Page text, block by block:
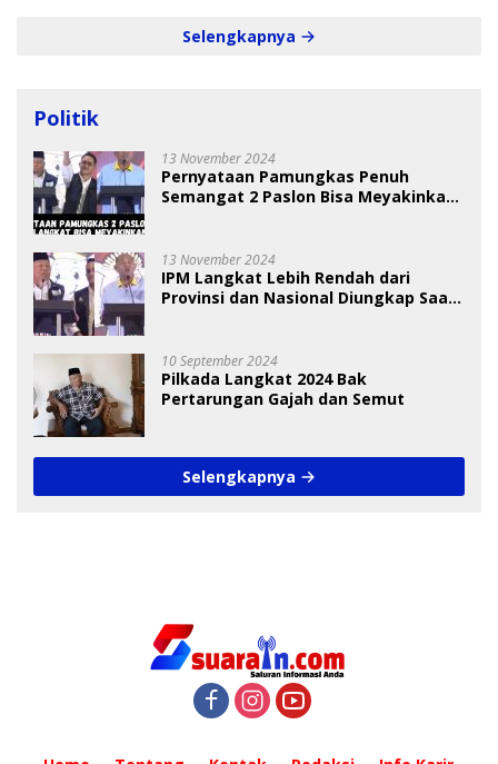
Selengkapnya
Politik
13 November 2024
Pernyataan Pamungkas Penuh
Semangat 2 Paslon Bisa Meyakinkan
13 November 2024
IPM Langkat Lebih Rendah dari
Provinsi dan Nasional Diungkap Saat
10 September 2024
Pilkada Langkat 2024 Bak
Pertarungan Gajah dan Semut
Selengkapnya